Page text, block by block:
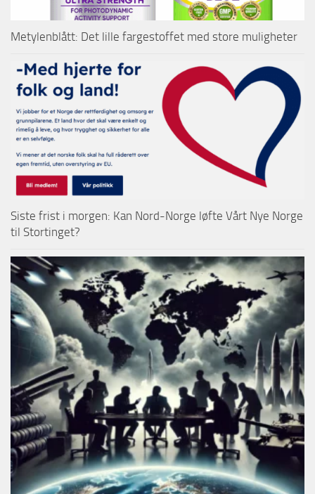
Metylenblått: Det lille fargestoffet med store muligheter
Siste frist i morgen: Kan Nord-Norge løfte Vårt Nye Norge
til Stortinget?